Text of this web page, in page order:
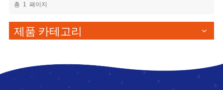
총 1 페이지
제품 카테고리